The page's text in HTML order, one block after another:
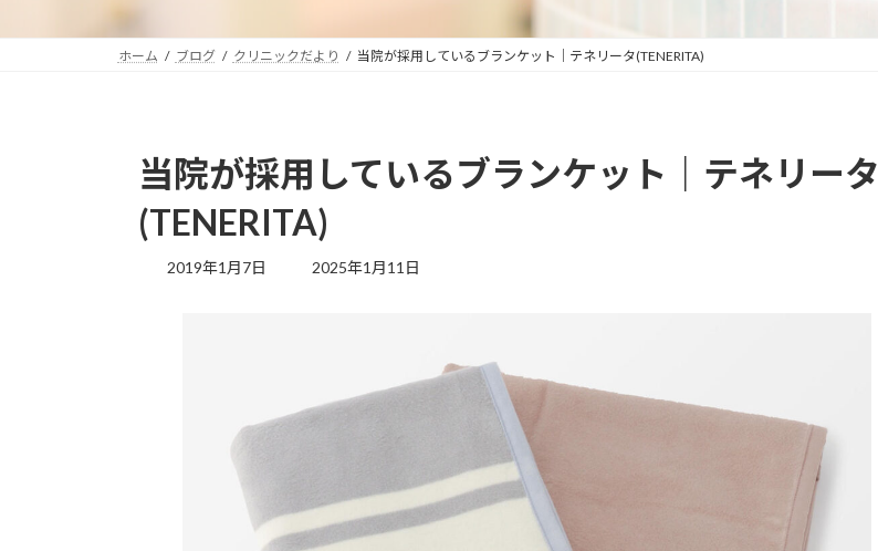
ホーム ブログ クリニックだより 当院が採用しているブランケット｜テネリータ(TENERITA)
当院が採用しているブランケット｜テネリータ
(TENERITA)
2019年1月7日
最
2025年1月11日